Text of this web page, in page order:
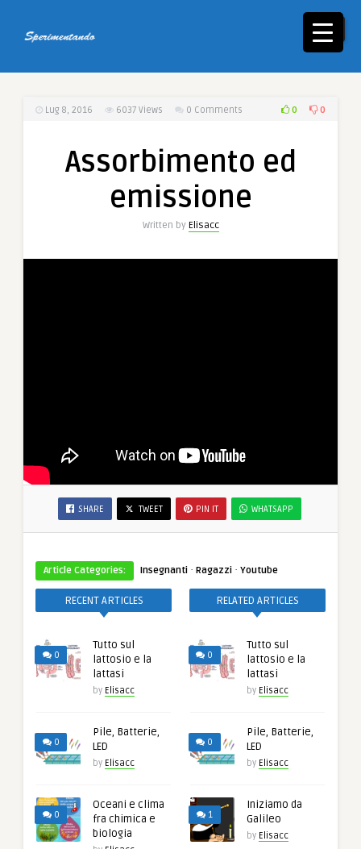
☰
Lug 8, 2016 6037 Views 0 Comments 0 0
Assorbimento ed
emissione
Written by Elisacc
SHARE TWEET PIN IT WHATSAPP
Article Categories: Insegnanti · Ragazzi · Youtube
RECENT ARTICLES
0
Tutto sul
lattosio e la
lattasi
by Elisacc
0
Pile, Batterie,
LED
by Elisacc
0
Oceani e clima
fra chimica e
biologia
RELATED ARTICLES
0
Tutto sul
lattosio e la
lattasi
by Elisacc
0
Pile, Batterie,
LED
by Elisacc
1
Iniziamo da
Galileo
by Elisacc